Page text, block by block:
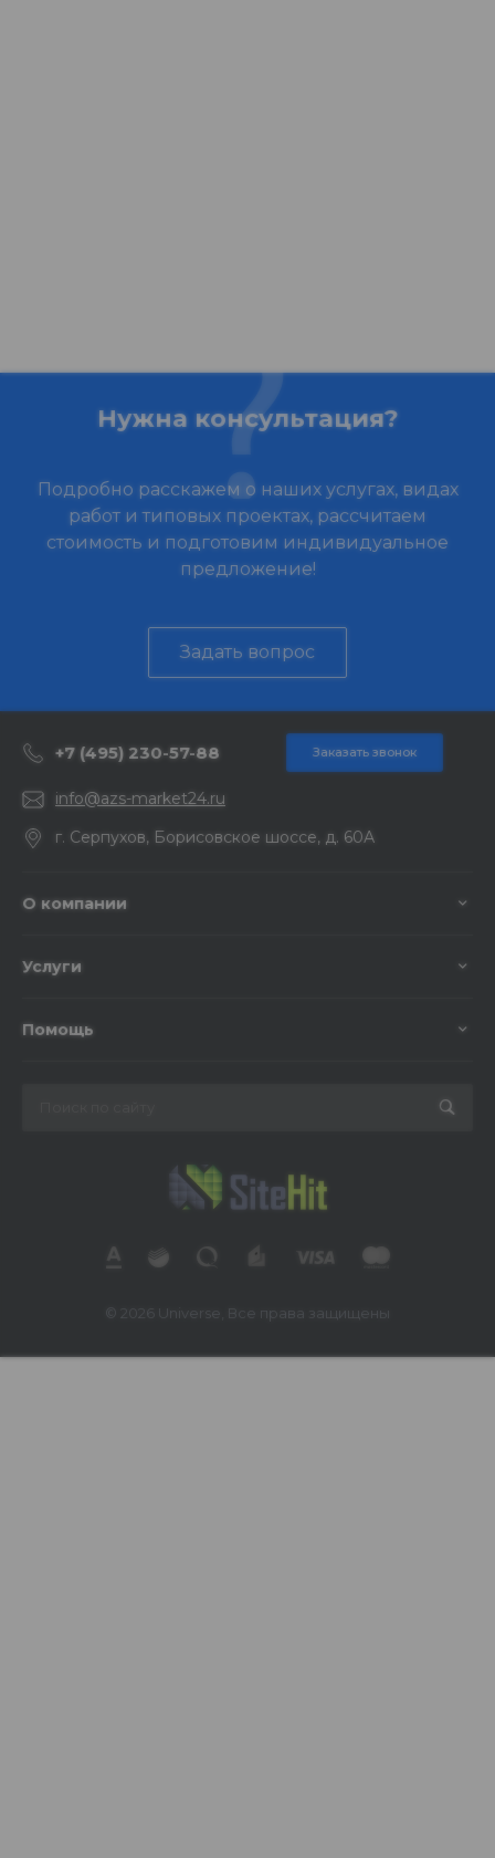
Нужна консультация?
Подробно расскажем о наших услугах, видах
работ и типовых проектах, рассчитаем
стоимость и подготовим индивидуальное
предложение!
Задать вопрос
+7 (495) 230-57-88 Заказать звонок
info@azs-market24.ru
г. Серпухов, Борисовское шоссе, д. 60А
О компании
Услуги
Помощь
© 2026 Universe, Все права защищены